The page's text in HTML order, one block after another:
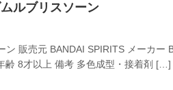
ルブリスソーン
ン 販売元 BANDAI SPIRITS メーカー
齢 8才以上 備考 多色成型・接着剤 […]